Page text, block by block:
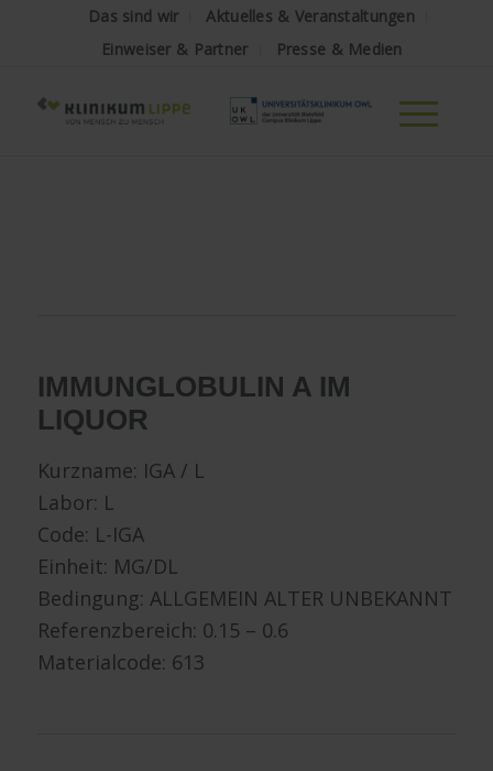
Das sind wir
Aktuelles & Veranstaltungen
Einweiser & Partner
Presse & Medien
IMMUNGLOBULIN AIM
LIQUOR
Kurzname: IGA / L
Labor: L
Code: L-IGA
Einheit: MG/DL
Bedingung: ALLGEMEIN ALTER UNBEKANNT
Referenzbereich: 0.15 – 0.6
Materialcode: 613